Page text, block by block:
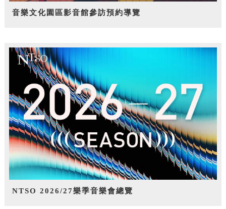
音樂文化園區影音館參訪預約導覽
NTSO 2026/27樂季音樂會總覽